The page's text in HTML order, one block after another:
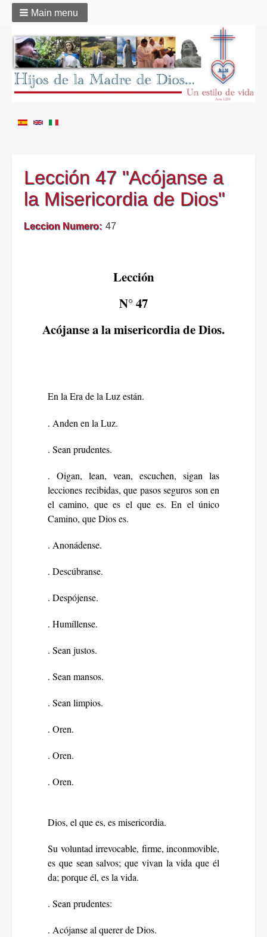
Main menu
Lección 47 "Acójanse a
la Misericordia de Dios"
Leccion Numero 47
Lección
N° 47
Acójanse a la misericordia de Dios.
En la Era de la Luz están.
. Anden en la Luz.
. Sean prudentes.
. Oigan, lean, vean, escuchen, sigan las
lecciones recibidas, que pasos seguros son en
el camino, que es el que es. En el único
Camino, que Dios es.
. Anonádense.
. Descúbranse.
. Despójense.
. Humíllense.
. Sean justos.
. Sean mansos.
. Sean limpios.
. Oren.
. Oren.
. Oren.
Dios, el que es, es misericordia.
Su voluntad irrevocable, firme, inconmovible,
es que sean salvos; que vivan la vida que él
da; porque él, es la vida.
. Sean prudentes:
. Acójanse al querer de Dios.